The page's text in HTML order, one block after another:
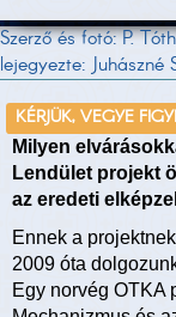
Szerző és fotó: P.
lejegyezte:
KÉRJÜK, VEGYE
Milyen
Lendület projekt
az eredeti
Ennek a
2009 óta
Egy norvég OTKA